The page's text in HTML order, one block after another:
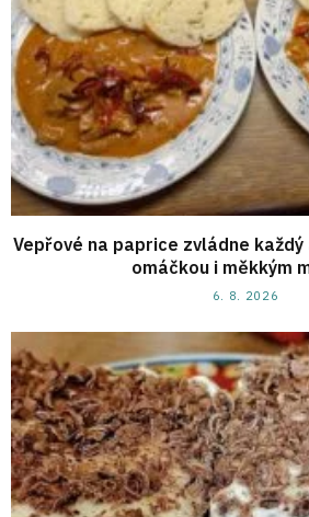
Vepřové na paprice zvládne
omáčkou i měkkým
6. 8. 2026